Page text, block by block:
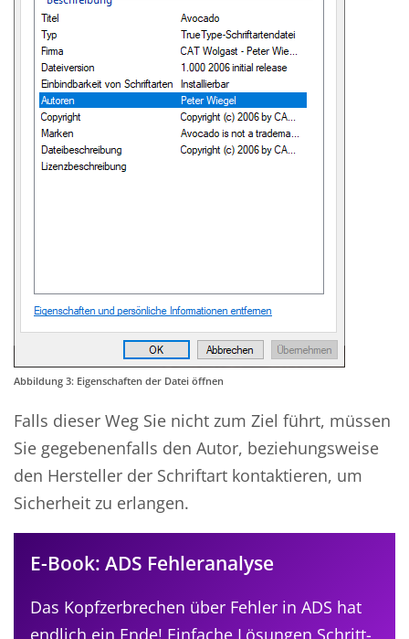
Abbildung 3: Eigenschaften der Datei öffnen
Falls dieser Weg Sie nicht zum Ziel führt, müssen
Sie gegebenenfalls den Autor, beziehungsweise
den Hersteller der Schriftart kontaktieren, um
Sicherheit zu erlangen.
E-Book: ADS Fehleranalyse
Das Kopfzerbrechen über Fehler in ADS hat